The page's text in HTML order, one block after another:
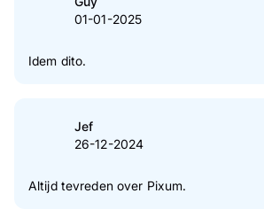
Ster(ren)
2 Ster(ren)
01-01-2025
Idem dito.
Jef
26-12-2024
Altijd tevreden over Pixum.